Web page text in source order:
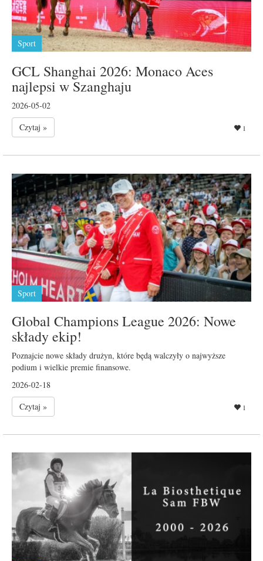
Sport
GCL Shanghai 2026: Monaco Aces
najlepsi w Szanghaju
2026-05-02
Czytaj »
1
Sport
Global Champions League 2026: Nowe
składy ekip!
Poznajcie nowe składy drużyn, które będą walczyły o najwyższe
podium i wielkie premie finansowe.
2026-02-18
Czytaj »
1